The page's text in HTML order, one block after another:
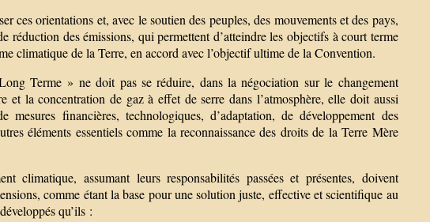
ces orientations et, avec le soutien des peuples, des mouvements et des pays,
réduction des émissions, qui permettent d’atteindre les objectifs à court terme
climatique de la Terre, en accord avec l’objectif ultime de la Convention.
Terme » ne doit pas se réduire, dans la négociation sur le changement
la concentration de gaz à effet de serre dans l’atmosphère, elle doit aussi
financières, technologiques, d’adaptation, de développement des
éléments essentiels comme la reconnaissance des droits de la Terre Mère
climatique, assumant leurs responsabilités passées et présentes, doivent
comme étant la base pour une solution juste, effective et scientifique au
qu’ils :